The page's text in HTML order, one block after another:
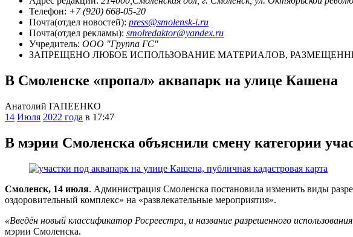
Телефон: +7 (920) 668-05-20
Почта(отдел новостей): press@smolensk-i.ru
Почта(отдел рекламы): smolredaktor@yandex.ru
Учредитель: ООО "Группа ГС"
ЗАПРЕЩЕНО ЛЮБОЕ ИСПОЛЬЗОВАНИЕ МАТЕРИАЛОВ,
В Смоленске «пропал» аквапарк на улице Кашена
Анатолий ГАПЕЕНКО
14 Июля 2022 года в 17:47
В мэрии Смоленска объяснили смену категории
Смоленск, 14 июля. Администрация Смоленска постановила изменить виды
оздоровительный комплекс» на «развлекательные мероприятия».
«Введён новый классификатор Росреестра, и название разрешенного
мэрии Смоленска.